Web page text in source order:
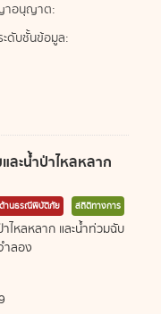
อนุญาต:
ะดับชั้นข้อมูล:
ะน้ำป่าไหลหลาก
ด้านธรณีพิบัติภัย สถิติทางการ
หลหลาก และน้ำท่วมฉับ
ำลอง